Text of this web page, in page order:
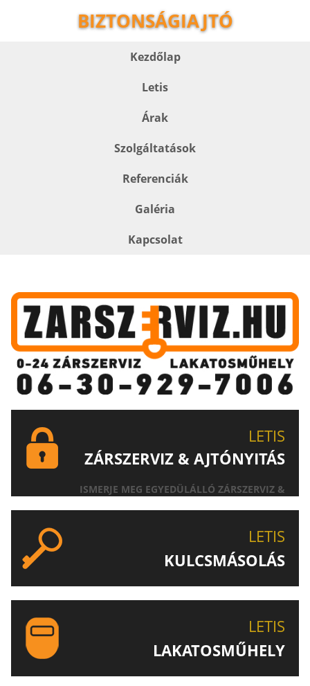
BIZTONSÁGIAJTÓ
Kezdőlap
Letis
Árak
Szolgáltatások
Referenciák
Galéria
Kapcsolat
LETIS
ZÁRSZERVIZ & AJTÓNYITÁS
ISMERJE MEG EGYEDÜLÁLLÓ ZÁRSZERVIZ &
LETIS
KULCSMÁSOLÁS
LETIS
LAKATOSMŰHELY